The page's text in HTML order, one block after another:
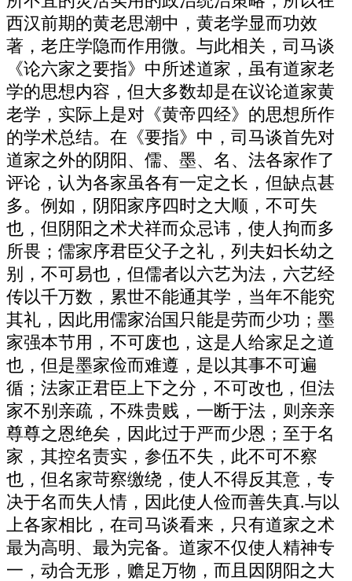
西汉前期的黄老思潮中，黄老学显而功效
著，老庄学隐而作用微。与此相关，司马谈
《论六家之要指》中所述道家，虽有道家老
学的思想内容，但大多数却是在议论道家黄
老学，实际上是对《黄帝四经》的思想所作
的学术总结。在《要指》中，司马谈首先对
道家之外的阴阳、儒、墨、名、法各家作了
评论，认为各家虽各有一定之长，但缺点甚
多。例如，阴阳家序四时之大顺，不可失
也，但阴阳之术犬祥而众忌讳，使人拘而多
所畏；儒家序君臣父子之礼，列夫妇长幼之
别，不可易也，但儒者以六艺为法，六艺经
传以千万数，累世不能通其学，当年不能究
其礼，因此用儒家治国只能是劳而少功；墨
家强本节用，不可废也，这是人给家足之道
也，但是墨家俭而难遵，是以其事不可遍
循；法家正君臣上下之分，不可改也，但法
家不别亲疏，不殊贵贱，一断于法，则亲亲
尊尊之恩绝矣，因此过于严而少恩；至于名
家，其控名责实，参伍不失，此不可不察
也，但名家苛察缴绕，使人不得反其意，专
决于名而失人情，因此使人俭而善失真.与以
上各家相比，在司马谈看来，只有道家之术
最为高明、最为完备。道家不仅使人精神专
一，动合无形，赡足万物，而且因阴阳之大